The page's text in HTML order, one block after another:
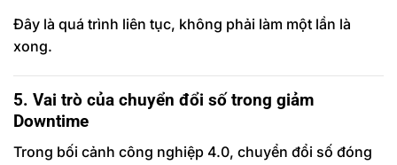
Đây là quá trình liên tục, không phải làm một lần là
xong.
5. Vai trò của chuyển đổi số trong giảm
Downtime
Trong bối cảnh công nghiệp 4.0, chuyển đổi số đóng